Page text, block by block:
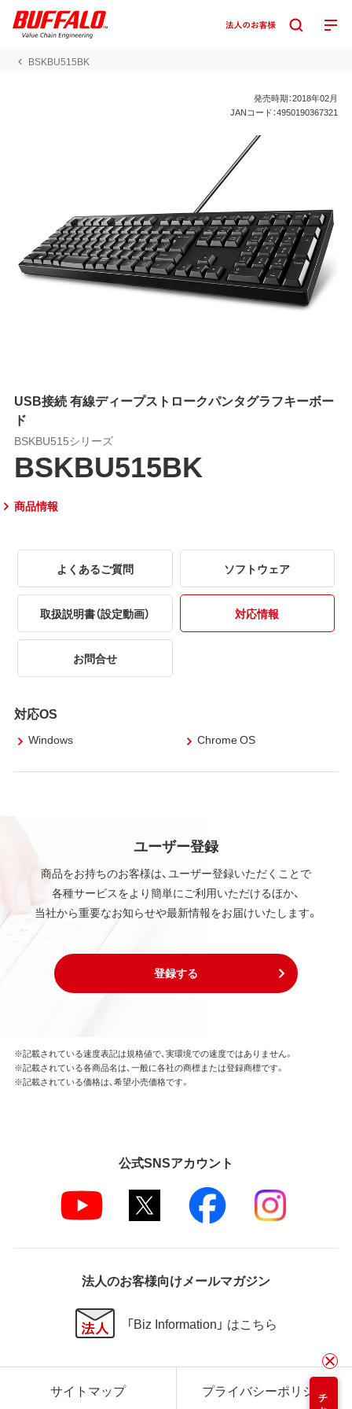
BSKBU515BK
発売時期：2018年02月
JANコード：4950190367321
USB接続 有線ディープストロークパンタグラフキーボー
ド
BSKBU515シリーズ
BSKBU515BK
商品情報
よくあるご質問 ソフトウェア
取扱説明書（設定動画） 対応情報
お問合せ
対応OS
Windows Chrome OS
ユーザー登録
商品をお持ちのお客様は、ユーザー登録いただくことで
各種サービスをより簡単にご利用いただけるほか、
当社から重要なお知らせや最新情報をお届けいたします。
登録する
※記載されている速度表記は規格値で、実環境での速度ではありません。
※記載されている各商品名は、一般に各社の商標または登録商標です。
※記載されている価格は、希望小売価格です。
公式SNSアカウント
法人のお客様向けメールマガジン
「Biz Information」 はこちら
サイトマップ プライバシーポリシー